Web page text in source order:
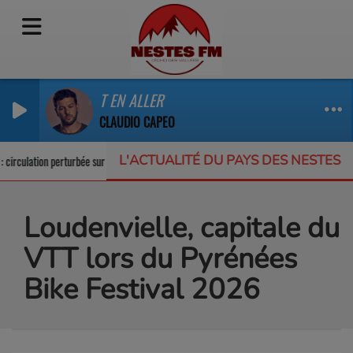
T EN ALLER
CLAUDIO CAPEO
L'ACTUALITÉ DU PAYS DES NESTES
perturbée sur la RD123 Un appel à projets pour protéger la
Loudenvielle, capitale du
VTT lors du Pyrénées
Bike Festival 2026